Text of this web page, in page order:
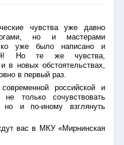
чувства уже давно
но и мастерами
уже было написано и
Но те же чувства,
в новых обстоятельствах,
в первый раз.
российской и
только сочувствовать
но и по-иному взглянуть
вас в МКУ «Мирнинская